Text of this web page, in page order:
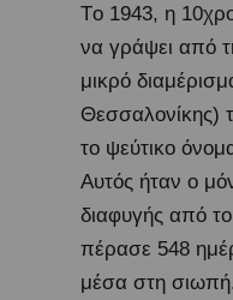
Tο 1943, η
να γράψει από
μικρό
Θεσσαλονίκης)
το ψεύτικο
Αυτός ήταν ο
διαφυγής από
πέρασε 548
μέσα στη